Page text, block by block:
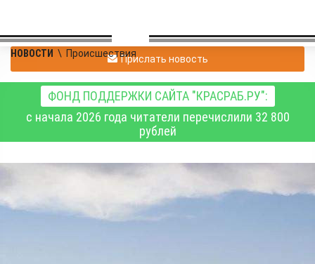
НОВОСТИ \ ПроисшествияПрислать новость
ФОНД ПОДДЕРЖКИ САЙТА "КРАСРАБ.РУ":
с начала 2026 года читатели перечислили 32 800
рублей
В Усть-Абаканском
районе хакасские
пожарные тушили